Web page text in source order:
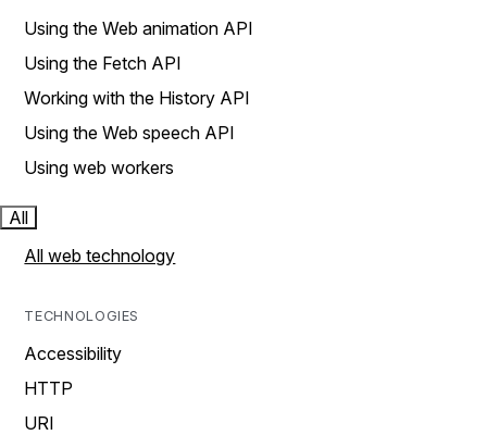
Using the Web animation API
Using the Fetch API
Working with the History API
Using the Web speech API
Using web workers
All
All web technology
TECHNOLOGIES
Accessibility
HTTP
URI